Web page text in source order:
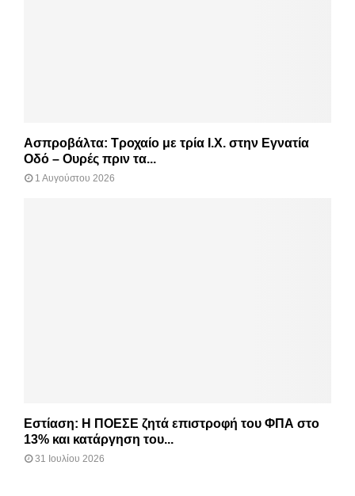
Ασπροβάλτα: Τροχαίο με τρία Ι.Χ. στην Εγνατία
Οδό – Ουρές πριν τα...
1 Αυγούστου 2026
Εστίαση: Η ΠΟΕΣΕ ζητά επιστροφή του ΦΠΑ στο
13% και κατάργηση του...
31 Ιουλίου 2026